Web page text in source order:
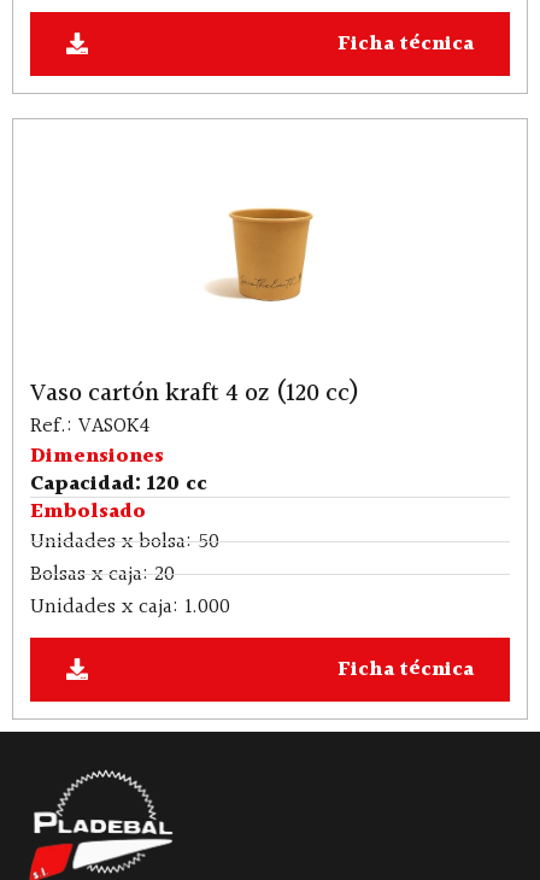
Ficha técnica
Vaso cartón kraft 4 oz (120 cc)
Ref.: VASOK4
Dimensiones
Capacidad: 120 cc
Embolsado
Unidades x bolsa: 50
Bolsas x caja: 20
Unidades x caja: 1.000
Ficha técnica